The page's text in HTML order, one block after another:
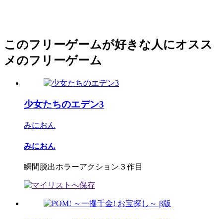
このフリーゲームが好きな人にオスス
メのフリーゲーム
少女たちのエデン3
みにおん
みにおん
瞬間脱出ホラーアクション３作目